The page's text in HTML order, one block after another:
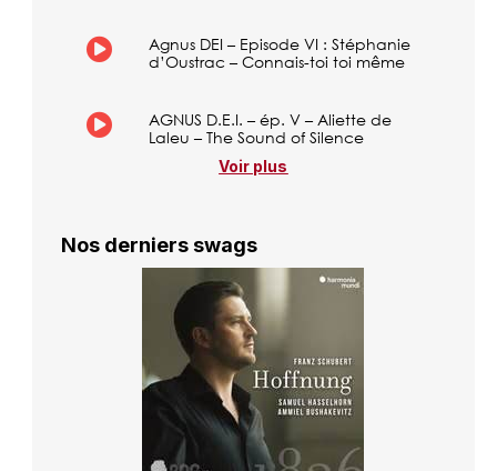
Agnus DEI – Episode VI : Stéphanie
d’Oustrac – Connais-toi toi même
AGNUS D.E.I. – ép. V – Aliette de
Laleu – The Sound of Silence
Voir plus
Nos derniers swags